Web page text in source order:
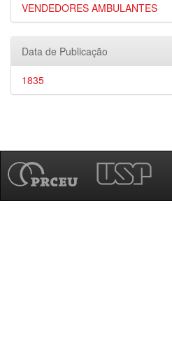
VENDEDORES AMBULANTES
Data de Publicação
1835